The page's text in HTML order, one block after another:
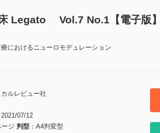
Legato Vol.7 No.1【電子版】
におけるニューロモデュレーション
カルレビュー社
2021/07/12
ージ 判型
A4判変型